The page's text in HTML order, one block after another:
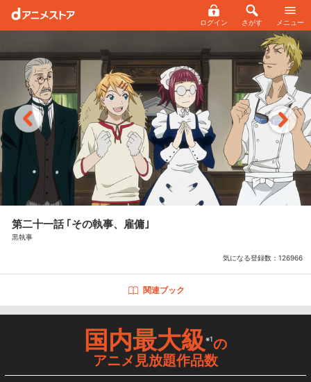
ログイン さがす メニュー
第二十一話 ｢その執事、雇傭｣
黒執事
気になる登録数： 126966
関連ブック
国内最大級※1の
アニメ見放題作品数